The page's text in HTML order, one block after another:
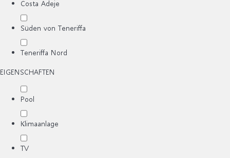
Costa Adeje
Süden von Teneriffa
Teneriffa Nord
EIGENSCHAFTEN
Pool
Klimaanlage
TV